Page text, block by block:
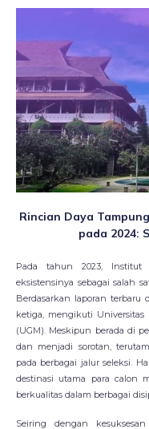
Rincian Daya
pada 2024:
Pada tahun 2023, Institut
eksistensinya sebagai salah
Berdasarkan laporan terbaru
ketiga, mengikuti Universitas
(UGM). Meskipun berada di
dan menjadi sorotan,
pada berbagai jalur seleksi.
destinasi utama para calon
berkualitas dalam berbagai
Seiring dengan